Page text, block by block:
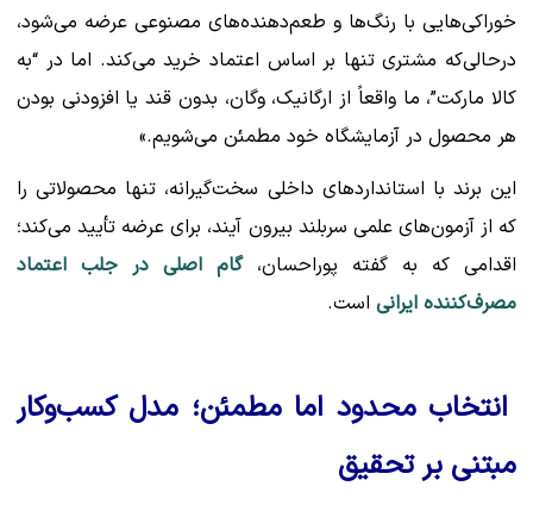
خوراکی‌هایی با رنگ‌ها و طعم‌دهنده‌های مصنوعی عرضه می‌شود،
درحالی‌که مشتری تنها بر اساس اعتماد خرید می‌کند. اما در “به
کالا مارکت”، ما واقعاً از ارگانیک، وگان، بدون قند یا افزودنی بودن
هر محصول در آزمایشگاه خود مطمئن می‌شویم.»
این برند با استانداردهای داخلی سخت‌گیرانه، تنها محصولاتی را
که از آزمون‌های علمی سربلند بیرون آیند، برای عرضه تأیید می‌کند؛
اقدامی که به گفته پوراحسان،گام اصلی در جلب اعتماد
مصرف‌کننده ایرانی است.
انتخاب محدود اما مطمئن؛ مدل کسب‌وکار
مبتنی بر تحقیق